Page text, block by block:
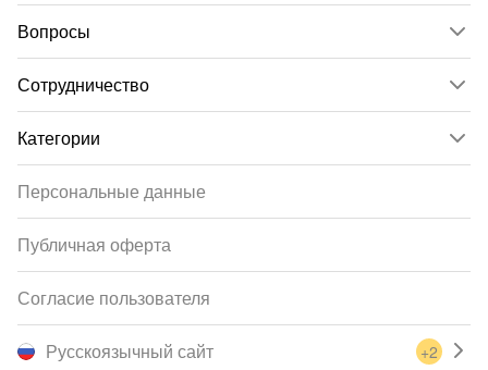
Вопросы
Сотрудничество
Категории
Русскоязычный сайт +2
Персональные данные
Публичная оферта
Согласие пользователя